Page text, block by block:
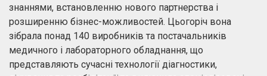
знаннями, встановленню нового партнерства і
розширенню бізнес-можливостей. Цьогоріч вона
зібрала понад 140 виробників та постачальників
медичного і лабораторного обладнання, що
представляють сучасні технології діагностики,